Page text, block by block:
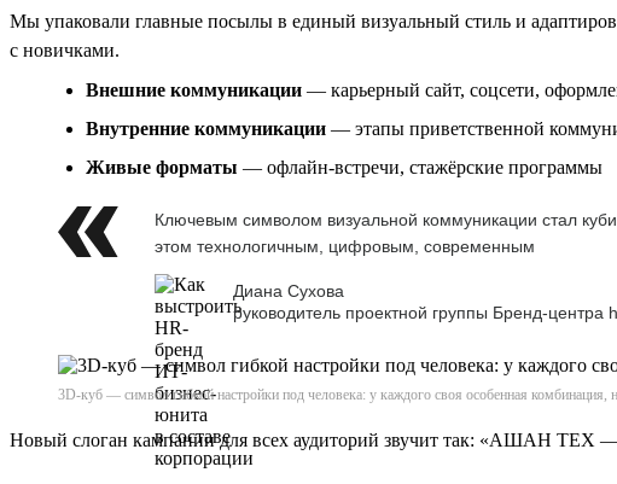
Мы упаковали главные посылы в единый визуальный стиль и
с новичками.
Внешние коммуникации — карьерный сайт, соцсети,
Внутренние коммуникации — этапы приветственной
Живые форматы — офлайн-встречи, стажёрские программы
Ключевым символом визуальной коммуникации стал
этом технологичным, цифровым, современным
Диана Сухова
руководитель проектной группы Бренд-центра
3D-куб — символ гибкой настройки под человека: у каждого своя особенная комбинация,
Новый слоган кампании для всех аудиторий звучит так: «АШАН ТЕХ